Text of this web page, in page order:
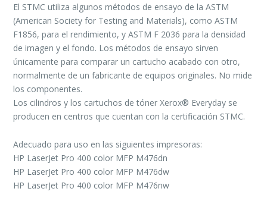
El STMC utiliza algunos métodos de ensayo de la ASTM
(American Society for Testing and Materials), como ASTM
F1856, para el rendimiento, y ASTM F 2036 para la densidad
de imagen y el fondo. Los métodos de ensayo sirven
únicamente para comparar un cartucho acabado con otro,
normalmente de un fabricante de equipos originales. No mide
los componentes.
Los cilindros y los cartuchos de tóner Xerox® Everyday se
producen en centros que cuentan con la certificación STMC.
Adecuado para uso en las siguientes impresoras:
HP LaserJet Pro 400 color MFP M476dn
HP LaserJet Pro 400 color MFP M476dw
HP LaserJet Pro 400 color MFP M476nw